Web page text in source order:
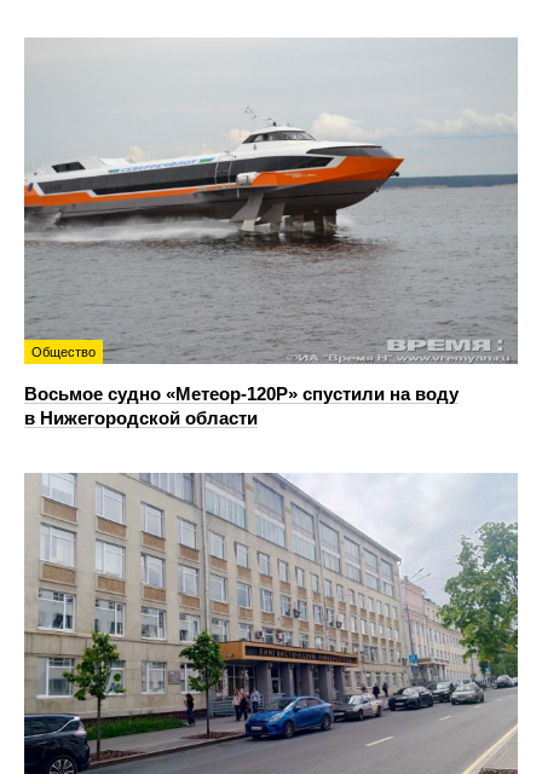
Общество
Восьмое судно «Метеор-120Р» спустили на воду
в Нижегородской области